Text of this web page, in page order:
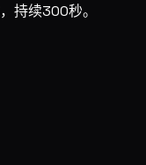
，持续300秒。